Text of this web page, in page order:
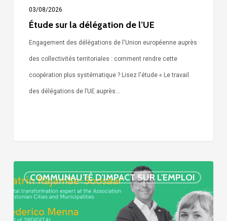
03/08/2026
Étude sur la délégation de l’UE
Engagement des délégations de l'Union européenne auprès
des collectivités territoriales : comment rendre cette
coopération plus systématique ? Lisez l'étude « Le travail
des délégations de l’UE auprès…
COMMUNAUTÉ D'IMPACT SUR L'EMPLOI
Simone »
épisode
: